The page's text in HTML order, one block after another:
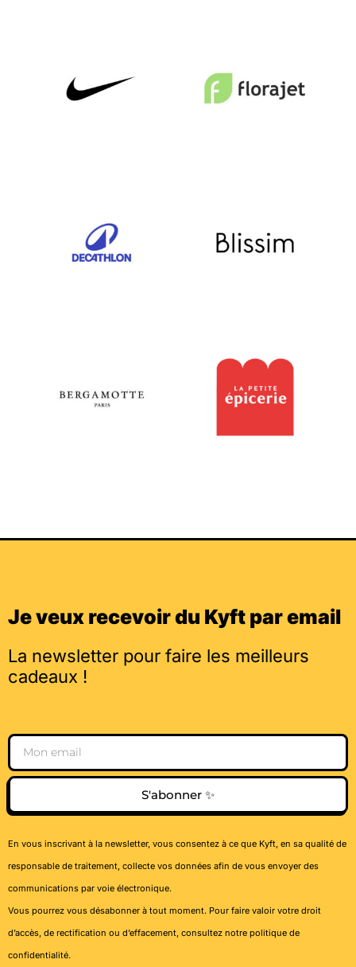
Je veux recevoir du Kyft par email
La newsletter pour faire les meilleurs
cadeaux !
Email
S'abonner ✨
En vous inscrivant à la newsletter, vous consentez à ce que Kyft, en sa qualité de
responsable de traitement, collecte vos données afin de vous envoyer des
communications par voie électronique.
Vous pourrez vous désabonner à tout moment. Pour faire valoir votre droit
d’accès, de rectification ou d’effacement, consultez notre politique de
confidentialité.